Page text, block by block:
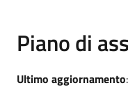
Piano di
Ultimo aggiornamento